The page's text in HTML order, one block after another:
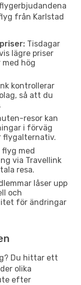
från Karlstad
Tisdagar
lägre priser
hög
kontrollerar
så att du
resor kan
i förväg
flygalternativ.
flyg med
via Travellink
resa.
låser upp
och
för ändringar
Du hittar ett
olika
efter